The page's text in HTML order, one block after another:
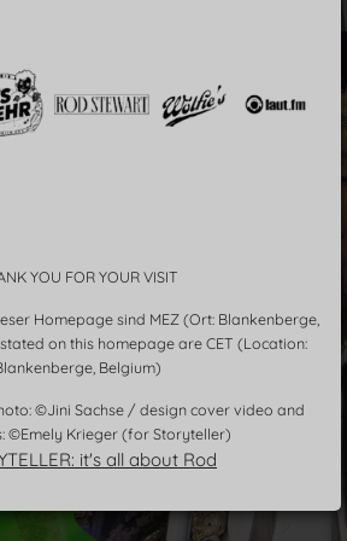
YOU FOR YOUR VISIT
Homepage sind MEZ (Ort: Blankenberge,
on this homepage are CET (Location:
Belgium)
©Jini Sachse / design cover video and
©Emely Krieger (for Storyteller)
it's all about Rod